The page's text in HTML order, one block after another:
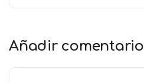
Añadir comentario